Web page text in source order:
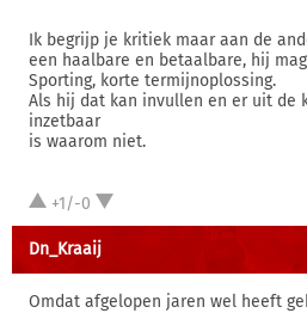
Ik begrijp je kritiek maar aan de
een haalbare en betaalbare, hij
Sporting, korte termijnoplossing.
Als hij dat kan invullen en er uit de
inzetbaar
is waarom niet.
+1/-0
Dn_Kraaij
Omdat afgelopen jaren wel heeft